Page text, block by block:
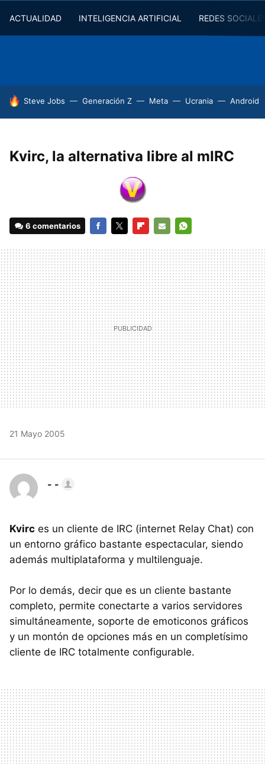
ACTUALIDAD INTELIGENCIA ARTIFICIAL REDES
HOY SE HABLA DE
Steve Jobs Generación Z Meta Ucrania Android
Kvirc, la alternativa libre al mIRC
6 comentarios
MAIL
21 Mayo 2005
- -
Kvirc es un cliente de IRC (internet Relay Chat) con
un entorno gráfico bastante espectacular, siendo
además multiplataforma y multilenguaje.
Por lo demás, decir que es un cliente bastante
completo, permite conectarte a varios servidores
simultáneamente, soporte de emoticonos gráficos
y un montón de opciones más en un completísimo
cliente de IRC totalmente configurable.